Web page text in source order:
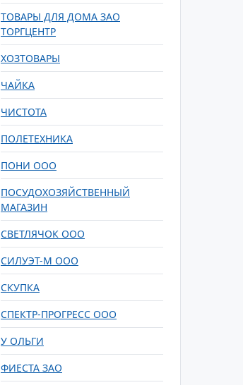
ТОВАРЫ ДЛЯ ДОМА ЗАО
ТОРГЦЕНТР
ХОЗТОВАРЫ
ЧАЙКА
ЧИСТОТА
ПОЛЕТЕХНИКА
ПОНИ ООО
ПОСУДОХОЗЯЙСТВЕННЫЙ
МАГАЗИН
СВЕТЛЯЧОК ООО
СИЛУЭТ-М ООО
СКУПКА
СПЕКТР-ПРОГРЕСС ООО
У ОЛЬГИ
ФИЕСТА ЗАО